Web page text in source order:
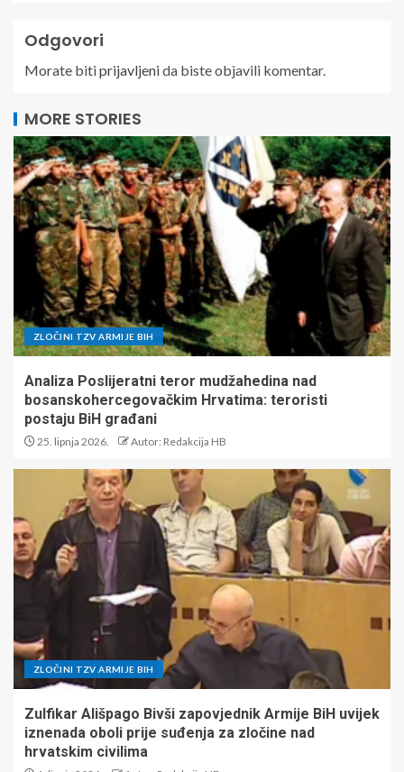
Odgovori
Morate bitiprijavljenida biste objavili komentar.
MORE STORIES
ZLOČINI TZV ARMIJE BIH
Analiza Poslijeratni teror mudžahedina nad
bosanskohercegovačkim Hrvatima: teroristi
postaju BiH građani
25. lipnja 2026. Autor: Redakcija HB
ZLOČINI TZV ARMIJE BIH
Zulfikar Ališpago Bivši zapovjednik Armije BiH uvijek
iznenada oboli prije suđenja za zločine nad
hrvatskim civilima